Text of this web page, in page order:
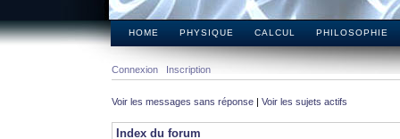
HOME PHYSIQUE CALCUL PHILOSOPHIE
Connexion Inscription
Voir les messages sans réponse | Voir les sujets actifs
Index du forum